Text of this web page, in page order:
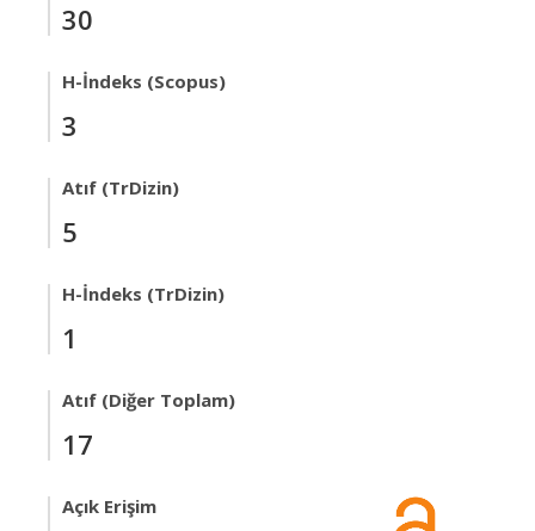
30
H-İndeks (Scopus)
3
Atıf (TrDizin)
5
H-İndeks (TrDizin)
1
Atıf (Diğer Toplam)
17
Açık Erişim